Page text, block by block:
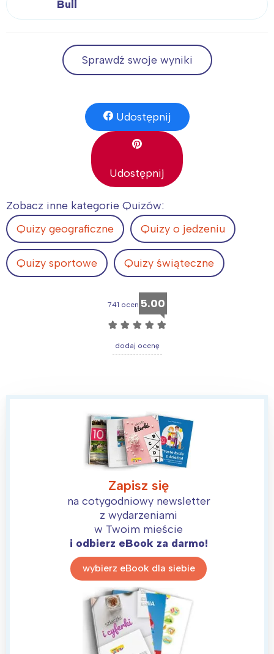
Bull
Sprawdź swoje wyniki
Udostępnij
Udostępnij
Zobacz inne kategorie Quizów:
Quizy geograficzne
Quizy o jedzeniu
Quizy sportowe Quizy świąteczne
741 ocen 5.00
☆ ☆ ☆ ☆ ☆
dodaj ocenę
Zapisz się
na cotygodniowy newsletter
z wydarzeniami
w Twoim mieście
i odbierz eBook za darmo!
wybierz eBook dla siebie